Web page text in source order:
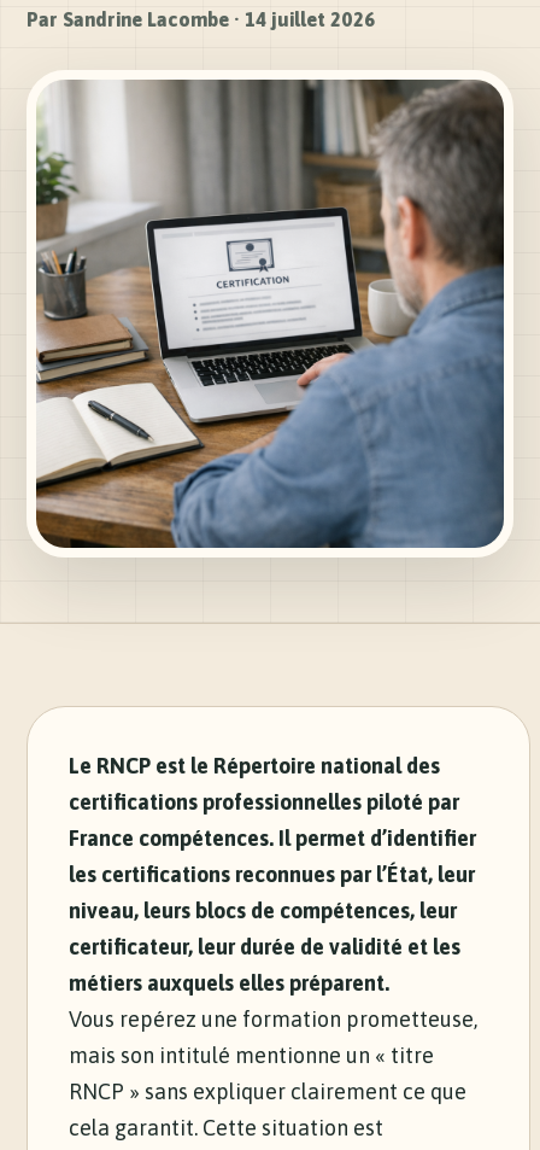
Par Sandrine Lacombe · 14 juillet 2026
Le RNCP est le Répertoire national des
certifications professionnelles piloté par
France compétences. Il permet d’identifier
les certifications reconnues par l’État, leur
niveau, leurs blocs de compétences, leur
certificateur, leur durée de validité et les
métiers auxquels elles préparent.
Vous repérez une formation prometteuse,
mais son intitulé mentionne un « titre
RNCP » sans expliquer clairement ce que
cela garantit. Cette situation est